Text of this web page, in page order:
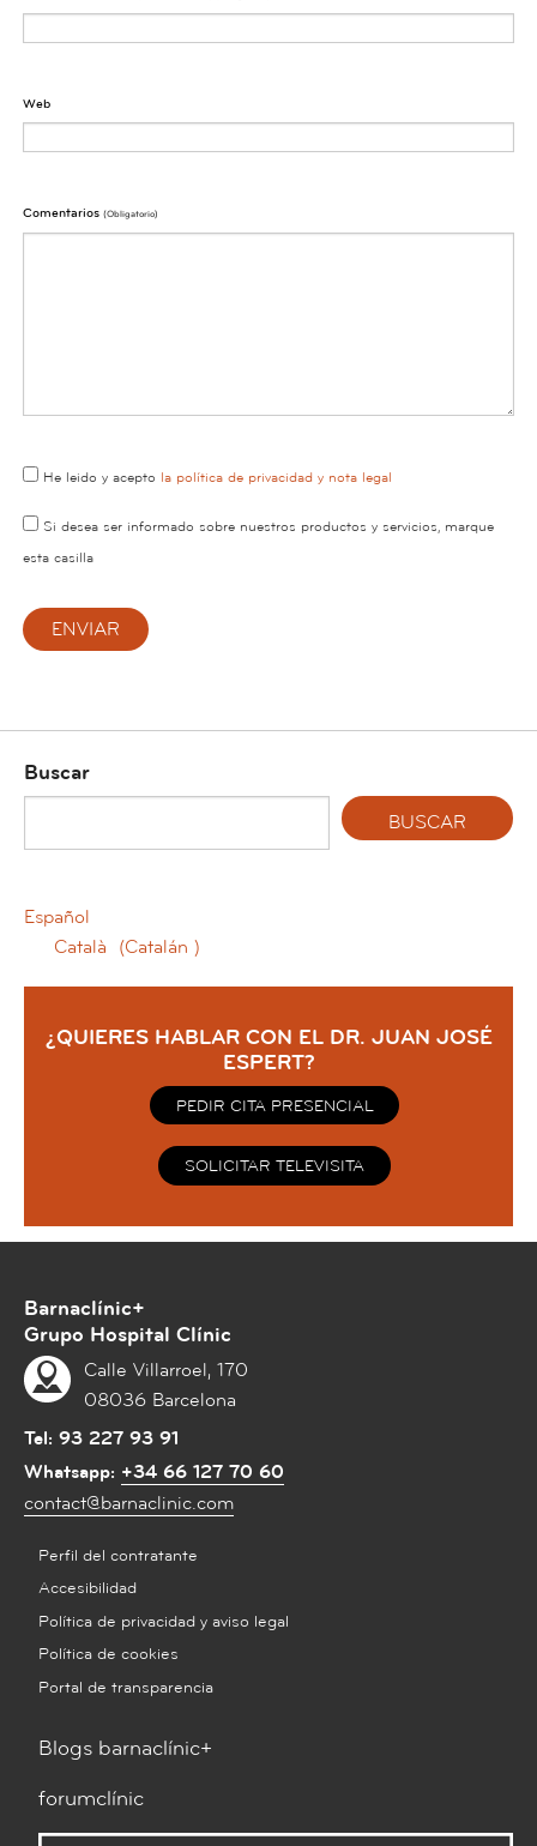
Web
Comentarios (obligatorio)
He leido y acepto la política de privacidad y nota legal
Si desea ser informado sobre nuestros productos y servicios, marque
esta casilla
Buscar
Español
Català (Catalán )
¿QUIERES HABLAR CON EL DR. JUAN JOSÉ
ESPERT?
PEDIR CITA PRESENCIAL
SOLICITAR TELEVISITA
Barnaclínic+
Grupo Hospital Clínic
Calle Villarroel, 170
08036 Barcelona
Tel: 93 227 93 91
Whatsapp: +34 66 127 70 60
contact@barnaclinic.com
Perfil del contratante
Accesibilidad
Política de privacidad y aviso legal
Política de cookies
Portal de transparencia
Blogs barnaclínic+
forumclínic